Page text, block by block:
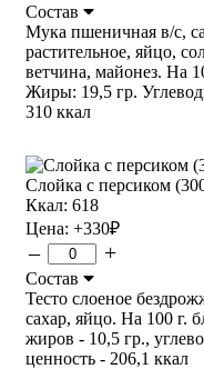
Состав
Мука пшеничная в/с,
растительное, яйцо,
ветчина, майонез. На
Жиры: 19,5 гр.
310 ккал
Слойка с персиком
Ккал: 618
Цена: +330₽
– +
Состав
Тесто слоеное
сахар, яйцо. На 100 г.
жиров - 10,5 гр.,
ценность - 206,1 ккал